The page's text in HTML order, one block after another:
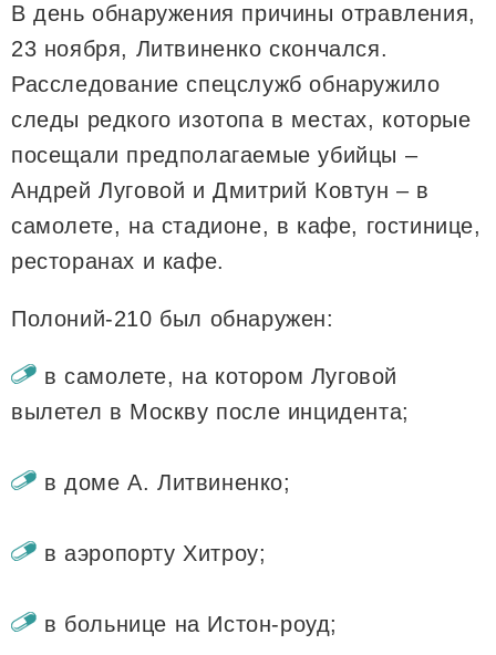
В день обнаружения причины отравления,
23 ноября, Литвиненко скончался.
Расследование спецслужб обнаружило
следы редкого изотопа в местах, которые
посещали предполагаемые убийцы –
Андрей Луговой и Дмитрий Ковтун – в
самолете, на стадионе, в кафе, гостинице,
ресторанах и кафе.
Полоний-210 был обнаружен:
в самолете, на котором Луговой
вылетел в Москву после инцидента;
в доме А. Литвиненко;
в аэропорту Хитроу;
в больнице на Истон-роуд;